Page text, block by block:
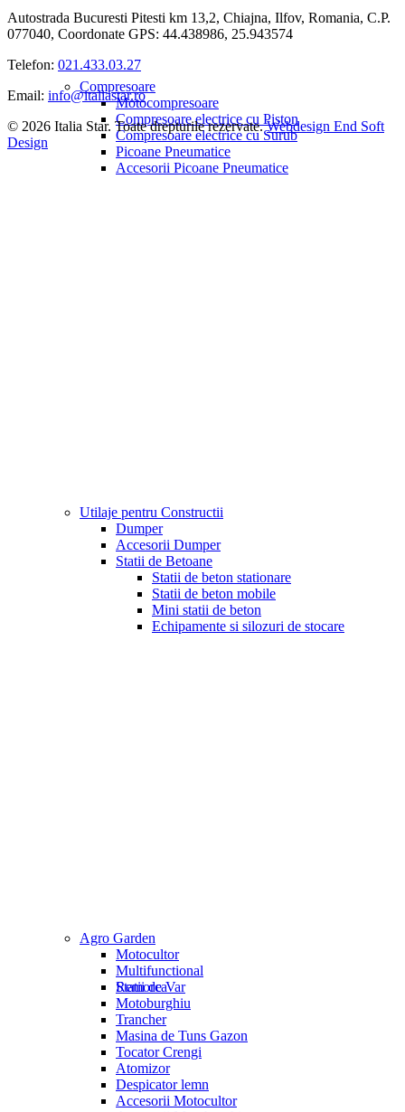
Compresoare
Motocompresoare
Compresoare electrice cu Piston
Compresoare electrice cu Surub
Picoane Pneumatice
Accesorii Picoane Pneumatice
Utilaje pentru Constructii
Dumper
Accesorii Dumper
Statii de Betoane
Statii de beton stationare
Statii de beton mobile
Mini statii de beton
Echipamente si silozuri de stocare
Statii de Var
Agro Garden
Motocultor
Multifunctional
Remorca
Motoburghiu
Trancher
Masina de Tuns Gazon
Tocator Crengi
Atomizor
Despicator lemn
Accesorii Motocultor
Autostrada Bucuresti Pitesti km 13,2, Chiajna, Ilfov, Romania, C.P.
077040, Coordonate GPS: 44.438986, 25.943574
Telefon: 021.433.03.27
Email: info@italiastar.ro
© 2026 Italia Star. Toate drepturile rezervate.Webdesign End Soft
Design